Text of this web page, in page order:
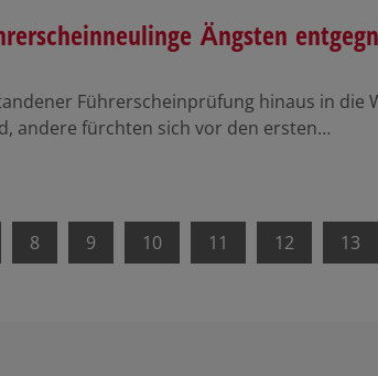
Ängsten
Führerscheinprüfung hinaus in die
andere fürchten sich vor den ersten…
8 9 10 11 12 13